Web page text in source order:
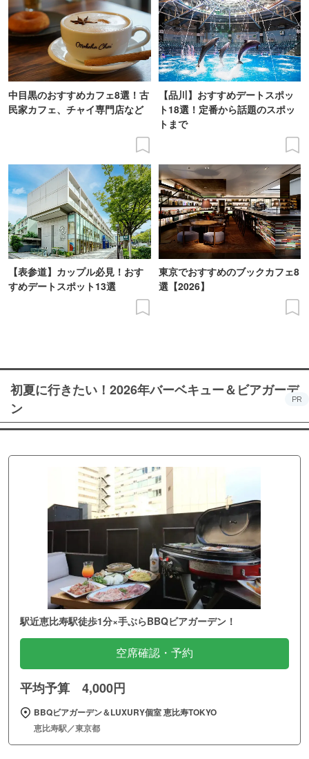
中目黒のおすすめカフェ8選！古
民家カフェ、チャイ専門店など
【品川】おすすめデートスポッ
ト18選！定番から話題のスポッ
トまで
【表参道】カップル必見！おす
すめデートスポット13選
東京でおすすめのブックカフェ8
選【2026】
初夏に行きたい！2026年バーベキュー＆ビアガーデ
ン
PR
駅近恵比寿駅徒歩1分×手ぶらBBQビアガーデン！
空席確認・予約
平均予算 4,000円
BBQビアガーデン＆LUXURY個室 恵比寿TOKYO
恵比寿駅／東京都